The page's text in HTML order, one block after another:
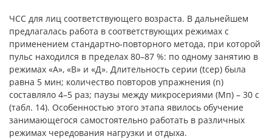
ЧСС для лиц соответствующего возраста. В дальнейшем
предлагалась работа в соответствующих режимах с
применением стандартно-повторного метода, при которой
пульс находился в пределах 80–87 %: по одному занятию в
режимах «А», «В» и «Д». Длительность серии (tсер) была
равна 5 мин; количество повторов упражнения (n)
составляло 4–5 раз; паузы между микросериями (Мп) – 30 с
(табл. 14). Особенностью этого этапа явилось обучение
занимающегося самостоятельно работать в различных
режимах чередования нагрузки и отдыха.